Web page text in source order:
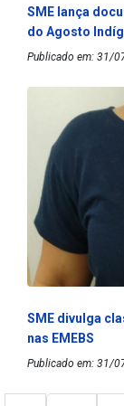
SME lança
do Agosto
Publicado em: 31/
SME divulga
nas EMEBS
Publicado em: 31/